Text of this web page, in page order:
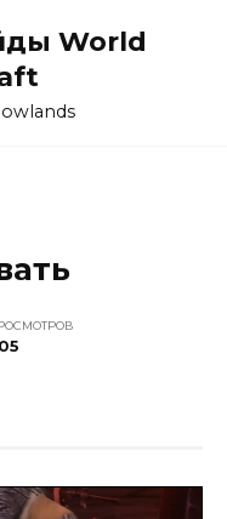
World